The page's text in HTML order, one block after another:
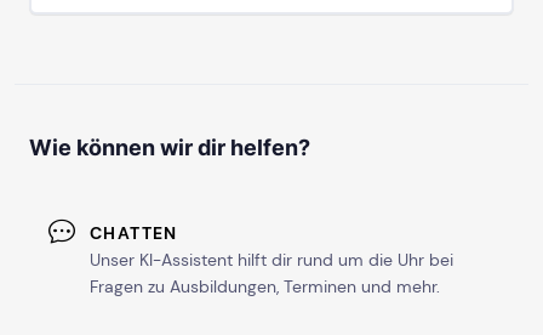
Wie können wir dir helfen?
CHATTEN
Unser KI-Assistent hilft dir rund um die Uhr bei
Fragen zu Ausbildungen, Terminen und mehr.